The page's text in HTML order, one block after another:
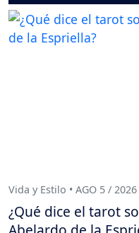
Vida y Estilo • AGO 5 / 2026
¿Qué dice el tarot